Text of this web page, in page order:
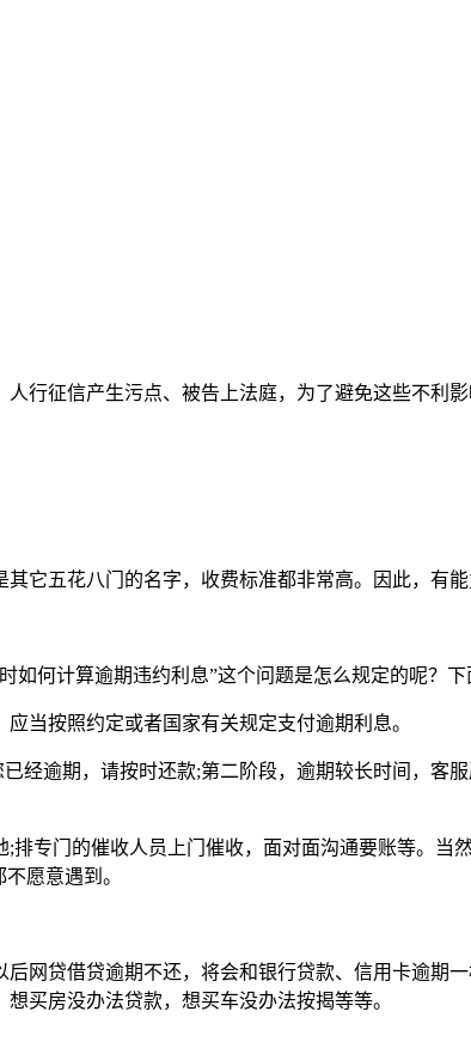
行征信产生污点、被告上法庭，为了避免这些不利影
它五花八门的名字，收费标准都非常高。因此，有能
何计算逾期违约利息”这个问题是怎么规定的呢？下
按照约定或者国家有关规定支付逾期利息。
经逾期，请按时还款;第二阶段，逾期较长时间，客
专门的催收人员上门催收，面对面沟通要账等。当
愿意遇到。
网贷借贷逾期不还，将会和银行贷款、信用卡逾期
买房没办法贷款，想买车没办法按揭等等。